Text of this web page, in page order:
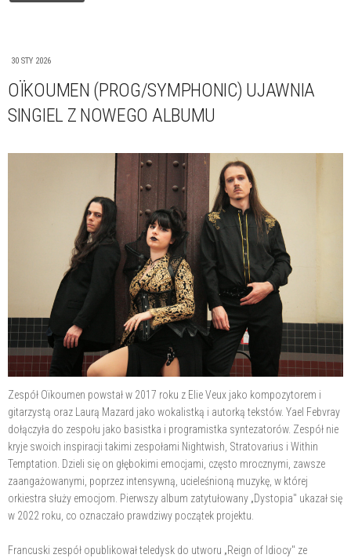
30 STY 2026
OÏKOUMEN (PROG/SYMPHONIC) UJAWNIA
SINGIEL Z NOWEGO ALBUMU
Zespół Oïkoumen powstał w 2017 roku z Elie Veux jako kompozytorem i
gitarzystą oraz Laurą Mazard jako wokalistką i autorką tekstów. Yael Febvray
dołączyła do zespołu jako basistka i programistka syntezatorów. Zespół nie
kryje swoich inspiracji takimi zespołami Nightwish, Stratovarius i Within
Temptation. Dzieli się on głębokimi emocjami, często mrocznymi, zawsze
zaangażowanymi, poprzez intensywną, ucieleśnioną muzykę, w której
orkiestra służy emocjom. Pierwszy album zatytułowany „Dystopia" ukazał się
w 2022 roku, co oznaczało prawdziwy początek projektu.
Francuski zespół opublikował teledysk do utworu „Reign of Idiocy" ze